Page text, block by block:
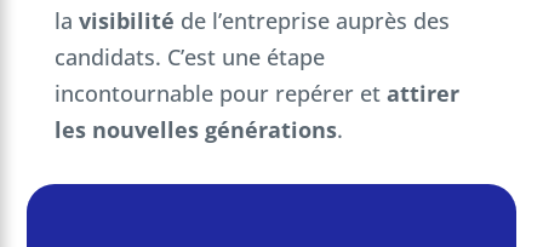
la visibilité de l’entreprise auprès des
candidats. C’est une étape
incontournable pour repérer et attirer
les nouvelles générations.